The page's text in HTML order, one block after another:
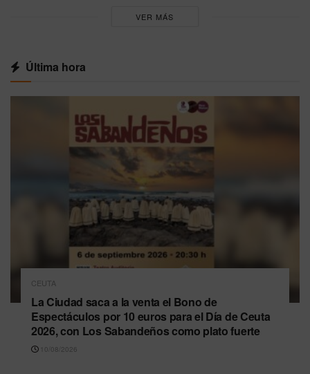
VER MÁS
Última hora
CEUTA
La Ciudad saca a la venta el Bono de
Espectáculos por 10 euros para el Día de Ceuta
2026, con Los Sabandeños como plato fuerte
10/08/2026